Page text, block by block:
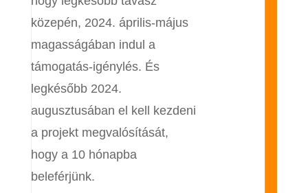
közepén, 2024. április-május
magasságában indul a
támogatás-igénylés. És
legkésőbb 2024.
augusztusában el kell kezdeni
a projekt megvalósítását,
hogy a 10 hónapba
beleférjünk.